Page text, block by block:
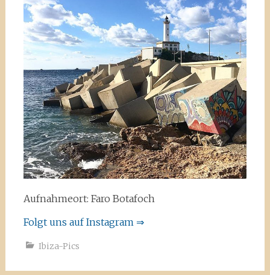
Aufnahmeort: Faro Botafoch
Folgt uns auf Instagram ⇒
Ibiza-Pics